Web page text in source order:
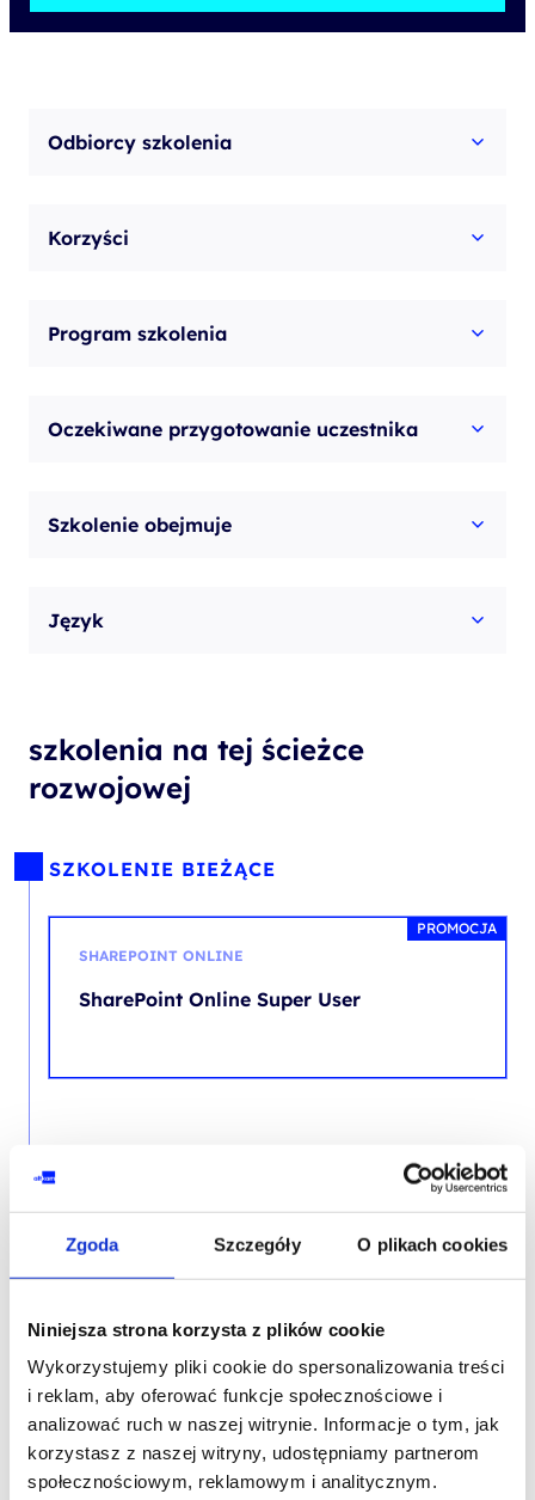
Zgoda Szczegóły O plikach cookies
Niniejsza strona korzysta z plików cookie
Wykorzystujemy pliki cookie do spersonalizowania treści
i reklam, aby oferować funkcje społecznościowe i
analizować ruch w naszej witrynie. Informacje o tym, jak
korzystasz z naszej witryny, udostępniamy partnerom
społecznościowym, reklamowym i analitycznym.
User
Odbiorcy szkolenia
Korzyści
Program szkolenia
Oczekiwane przygotowanie uczestnika
Szkolenie obejmuje
Język
szkolenia na tej ścieżce
rozwojowej
SZKOLENIE BIEŻĄCE
PROMOCJA
SHAREPOINT ONLINE
SharePoint Online Super User
PROMOCJA
SHAREPOINT ONLINE
SharePoint Online Super User